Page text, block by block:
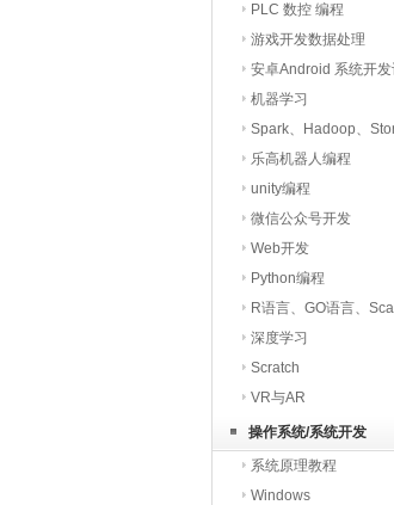
PLC 数控 编程
游戏开发数据处理
安卓Android 系统开
机器学习
Spark、Hadoop、
大数据与云计算
乐高机器人编程
unity编程
微信公众号开发
Web开发
Python编程
R语言、GO语言、
Minecraft等
深度学习
Scratch
VR与AR
操作系统/系统开发
系统原理教程
Windows